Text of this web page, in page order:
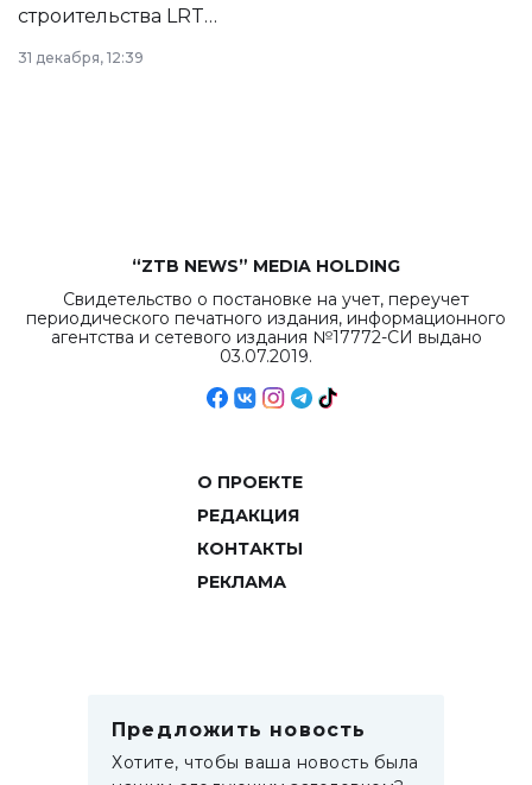
строительства LRT
в Астане из
республиканского
31 декабря, 12:39
“ZTB NEWS” MEDIA HOLDING
Свидетельство о постановке на учет, переучет
периодического печатного издания, информационного
агентства и сетевого издания №17772-СИ выдано
03.07.2019.
О ПРОЕКТЕ
РЕДАКЦИЯ
КОНТАКТЫ
РЕКЛАМА
Предложить новость
Хотите, чтобы ваша новость была